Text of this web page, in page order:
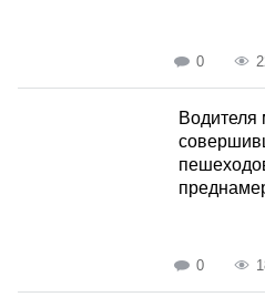
0
Водителя
0